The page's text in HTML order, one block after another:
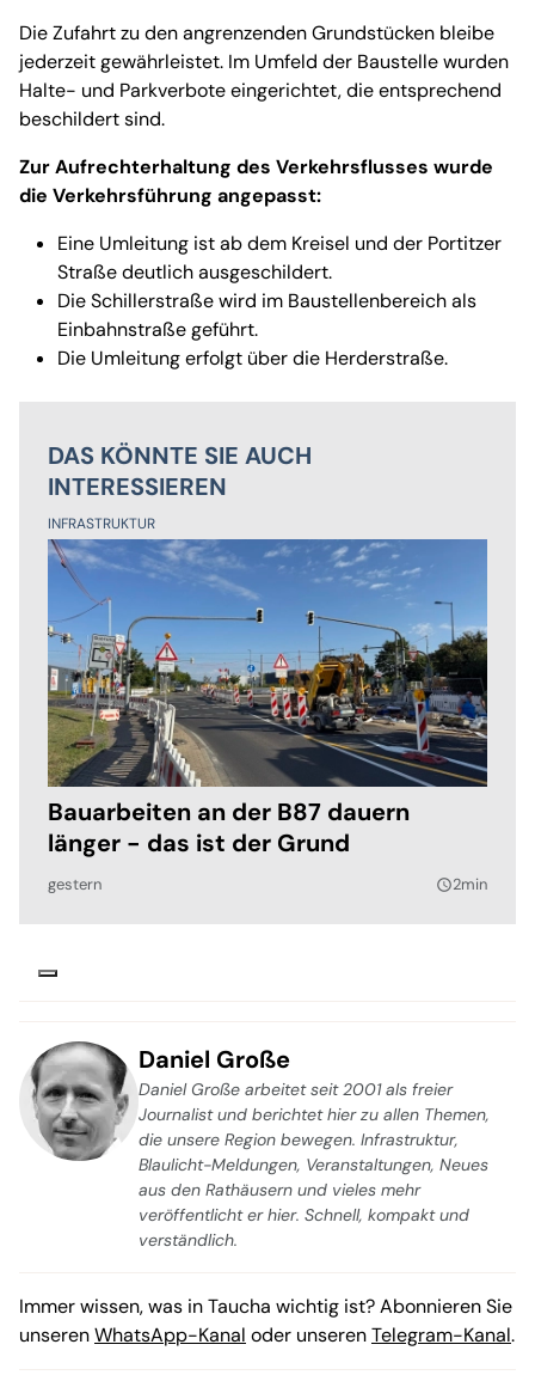
Die Zufahrt zu den angrenzenden Grundstücken bleibe
jederzeit gewährleistet. Im Umfeld der Baustelle wurden
Halte- und Parkverbote eingerichtet, die entsprechend
beschildert sind.
Zur Aufrechterhaltung des Verkehrsflusses wurde
die Verkehrsführung angepasst:
Eine Umleitung ist ab dem Kreisel und der Portitzer
Straße deutlich ausgeschildert.
Die Schillerstraße wird im Baustellenbereich als
Einbahnstraße geführt.
Die Umleitung erfolgt über die Herderstraße.
DAS KÖNNTE SIE AUCH
INTERESSIEREN
INFRASTRUKTUR
Bauarbeiten an der B87 dauern
länger - das ist der Grund
gestern query_builder2min
Daniel Große
Daniel Große arbeitet seit 2001 als freier
Journalist und berichtet hier zu allen Themen,
die unsere Region bewegen. Infrastruktur,
Blaulicht-Meldungen, Veranstaltungen, Neues
aus den Rathäusern und vieles mehr
veröffentlicht er hier. Schnell, kompakt und
verständlich.
Immer wissen, was in Taucha wichtig ist? Abonnieren Sie
unserenWhatsApp-Kanal oder unserenTelegram-Kanal.